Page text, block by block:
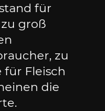
für
groß
zu
für Fleisch
die